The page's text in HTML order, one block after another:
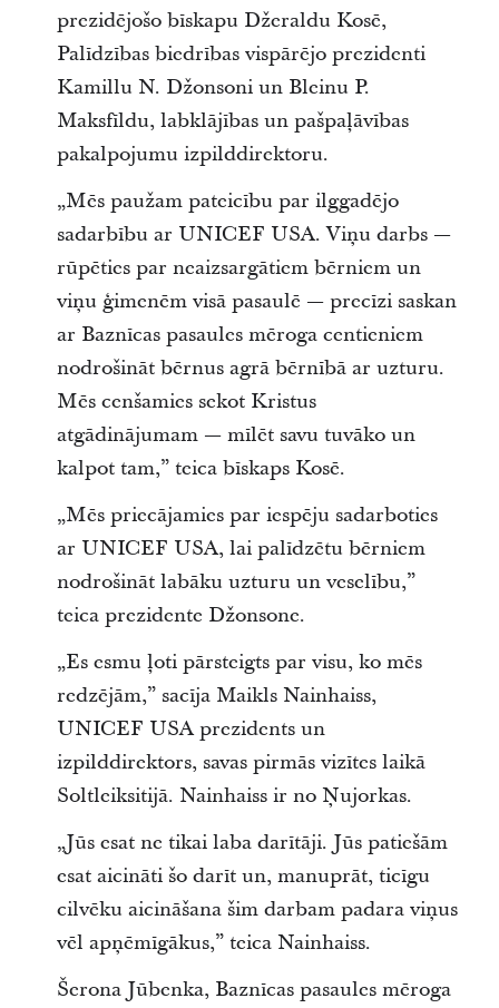
prezidējošo bīskapu Džeraldu Kosē,
Palīdzības biedrības vispārējo prezidenti
Kamillu N. Džonsoni un Bleinu P.
Maksfīldu, labklājības un pašpaļāvības
pakalpojumu izpilddirektoru.
„Mēs paužam pateicību par ilggadējo
sadarbību ar UNICEF USA. Viņu darbs —
rūpēties par neaizsargātiem bērniem un
viņu ģimenēm visā pasaulē — precīzi saskan
ar Baznīcas pasaules mēroga centieniem
nodrošināt bērnus agrā bērnībā ar uzturu.
Mēs cenšamies sekot Kristus
atgādinājumam — mīlēt savu tuvāko un
kalpot tam,” teica bīskaps Kosē.
„Mēs priecājamies par iespēju sadarboties
ar UNICEF USA, lai palīdzētu bērniem
nodrošināt labāku uzturu un veselību,”
teica prezidente Džonsone.
„Es esmu ļoti pārsteigts par visu, ko mēs
redzējām,” sacīja Maikls Nainhaiss,
UNICEF USA prezidents un
izpilddirektors, savas pirmās vizītes laikā
Soltleiksitijā. Nainhaiss ir no Ņujorkas.
„Jūs esat ne tikai laba darītāji. Jūs patiešām
esat aicināti šo darīt un, manuprāt, ticīgu
cilvēku aicināšana šim darbam padara viņus
vēl apņēmīgākus,” teica Nainhaiss.
Šerona Jūbenka, Baznīcas pasaules mēroga